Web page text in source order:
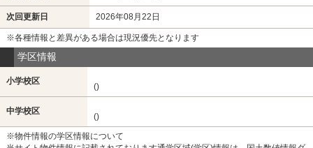
次回更新日 2026年08月22日
※各種情報と差異がある場合は現況優先となります
学区情報
小学校区
()
中学校区
()
※物件情報の学区情報について